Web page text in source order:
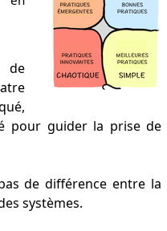
de
pour guider la prise de
de différence entre la
systèmes.